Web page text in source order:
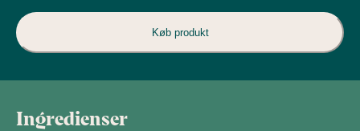
Køb produkt
Ingredienser